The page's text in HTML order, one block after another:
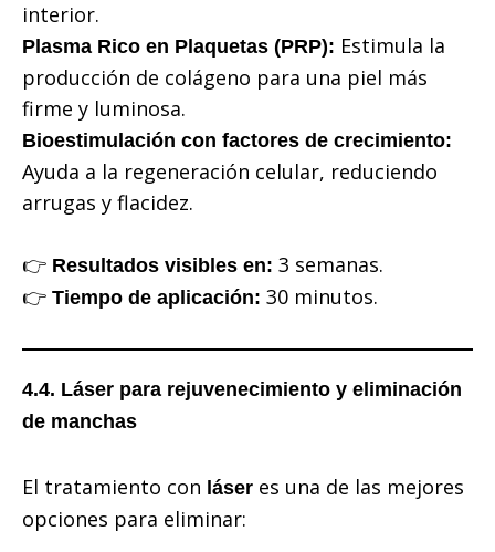
interior.
Plasma Rico en Plaquetas (PRP): Estimula la
producción de colágeno para una piel más
firme y luminosa.
Bioestimulación con factores de crecimiento:
Ayuda a la regeneración celular, reduciendo
arrugas y flacidez.
👉 Resultados visibles en: 3 semanas.
👉 Tiempo de aplicación: 30 minutos.
4.4. Láser para rejuvenecimiento y eliminación
de manchas
El tratamiento con láser es una de las mejores
opciones para eliminar: